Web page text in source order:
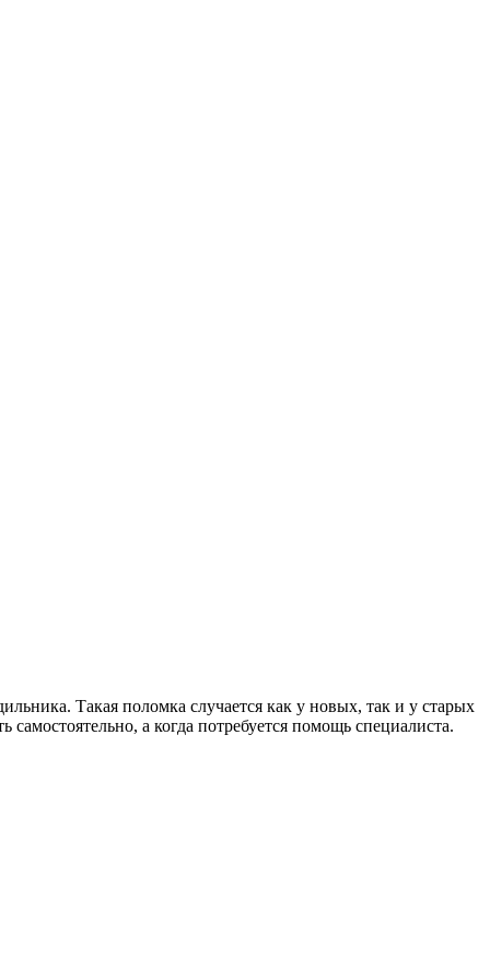
Такая поломка случается как у новых, так и у старых
а когда потребуется помощь специалиста.